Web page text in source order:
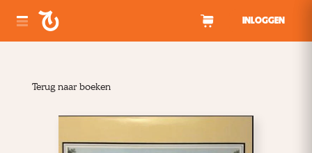
INLOGGEN
Terug naar boeken